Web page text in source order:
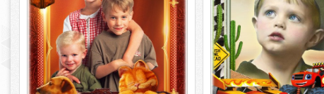
мультфильмов 6. Гарфилд PSD | 4961 х
3508 |
мультфильмов 3 PSD | 4961
dpi |